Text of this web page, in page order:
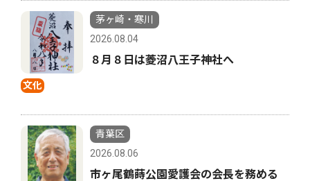
文化
茅ヶ崎・寒川
2026.08.04
８月８日は菱沼八王子神社へ
青葉区
2026.08.06
市ヶ尾鶴蒔公園愛護会の会長を務める